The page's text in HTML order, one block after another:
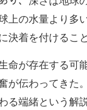
上の水量より多
決着を付けるこ
命が存在する可
が伝わってきた
る端緒という解説